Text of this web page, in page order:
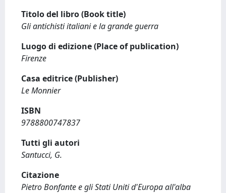
Titolo del libro (Book title)
Gli antichisti italiani e la grande guerra
Luogo di edizione (Place of publication)
Firenze
Casa editrice (Publisher)
Le Monnier
ISBN
9788800747837
Tutti gli autori
Santucci, G.
Citazione
Pietro Bonfante e gli Stati Uniti d'Europa all'alba